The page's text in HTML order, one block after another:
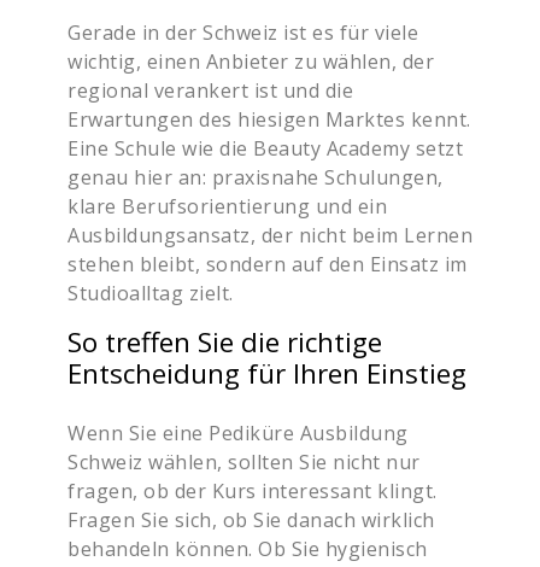
Gerade in der Schweiz ist es für viele
wichtig, einen Anbieter zu wählen, der
regional verankert ist und die
Erwartungen des hiesigen Marktes kennt.
Eine Schule wie die Beauty Academy setzt
genau hier an: praxisnahe Schulungen,
klare Berufsorientierung und ein
Ausbildungsansatz, der nicht beim Lernen
stehen bleibt, sondern auf den Einsatz im
Studioalltag zielt.
So treffen Sie die richtige
Entscheidung für Ihren Einstieg
Wenn Sie eine Pediküre Ausbildung
Schweiz wählen, sollten Sie nicht nur
fragen, ob der Kurs interessant klingt.
Fragen Sie sich, ob Sie danach wirklich
behandeln können. Ob Sie hygienisch